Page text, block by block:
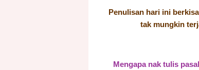
Penulisan hari ini
tak mungkin
Mengapa nak tulis